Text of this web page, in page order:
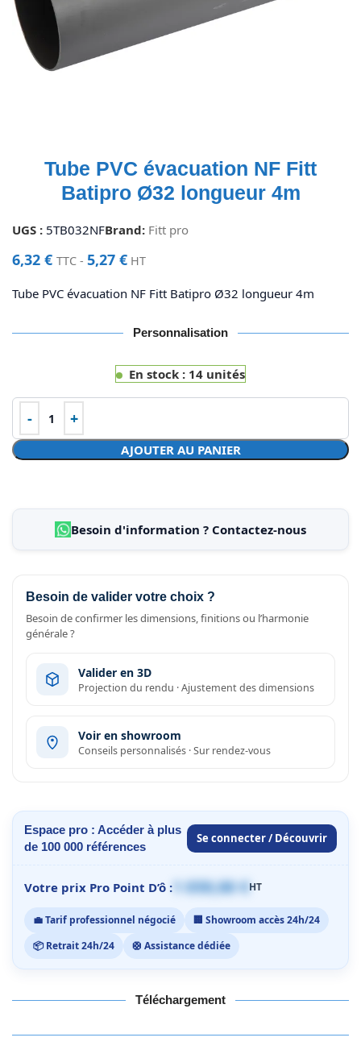
Tube PVC évacuation NF Fitt
Batipro Ø32 longueur 4m
UGS : 5TB032NFBrand: Fitt pro
6,32 € TTC - 5,27 € HT
Tube PVC évacuation NF Fitt Batipro Ø32 longueur 4m
Personnalisation
En stock : 14 unités
AJOUTER AU PANIER
Besoin d'information ? Contactez-nous
Besoin de valider votre choix ?
Besoin de confirmer les dimensions, finitions ou l’harmonie
générale ?
Valider en 3D
Projection du rendu · Ajustement des dimensions
Voir en showroom
Conseils personnalisés · Sur rendez-vous
Espace pro : Accéder à plus
de 100 000 références
Se connecter / Découvrir
Votre prix Pro Point D’ô : 1 059,00 €HT
💼 Tarif professionnel négocié
🏢 Showroom accès 24h/24
📦 Retrait 24h/24
🛟 Assistance dédiée
Téléchargement